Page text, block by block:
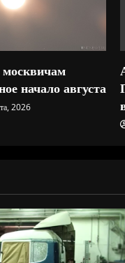
начало августа
2026